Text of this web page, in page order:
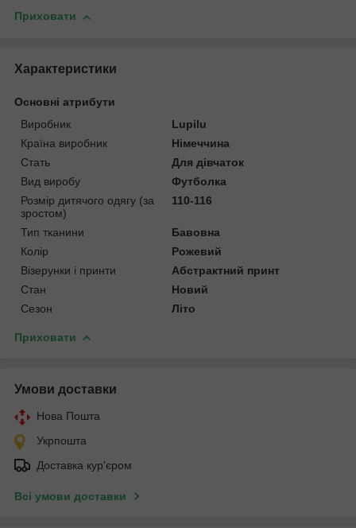
Приховати
Характеристики
Основні атрибути
Виробник
Lupilu
Країна виробник
Німеччина
Стать
Для дівчаток
Вид виробу
Футболка
Розмір дитячого одягу (за
зростом)
110-116
Тип тканини
Бавовна
Колір
Рожевий
Візерунки і принти
Абстрактний принт
Стан
Новий
Сезон
Літо
Приховати
Умови доставки
Нова Пошта
Укрпошта
Доставка кур'єром
Всі умови доставки